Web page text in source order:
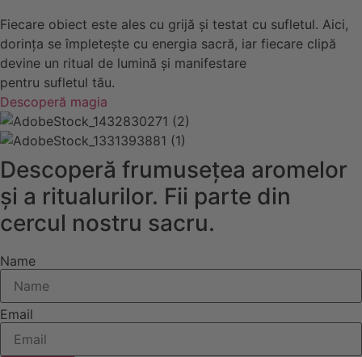
Fiecare obiect este ales cu grijă și testat cu sufletul. Aici,
dorința se împletește cu energia sacră, iar fiecare clipă
devine un ritual de lumină și manifestare
pentru sufletul tău.
Descoperă magia
Descoperă frumusețea aromelor
și a ritualurilor. Fii parte din
cercul nostru sacru.
Name
Email